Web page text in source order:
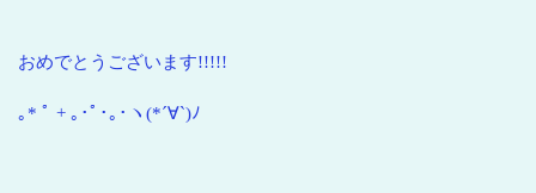
おめでとうございます!!!!!
｡* ﾟ + ｡･ﾟ･｡･ヽ(*´∀`)ﾉ